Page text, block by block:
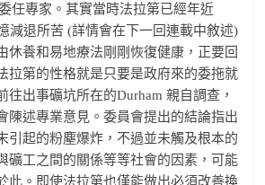
任專家。其實當時法拉第已經年近
減退所苦 (詳情會在下一回連載中敘述)
休養和易地療法剛剛恢復健康，正要回
拉第的性格就是只要是政府來的委拖就
往出事礦坑所在的Durham 親自調查，
陳述專業意見。委員會提出的結論指出
引起的粉塵爆炸，不過並未觸及根本的
礦工之間的關係等等社會的因素，可能
此。即使法拉第也僅能做出必須改善換